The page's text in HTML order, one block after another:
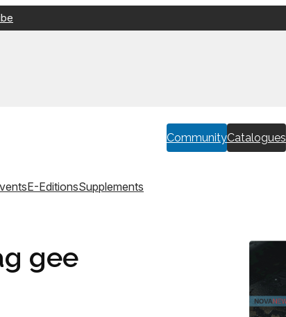
CommunityCatalogues
E-EditionsSupplements
gee